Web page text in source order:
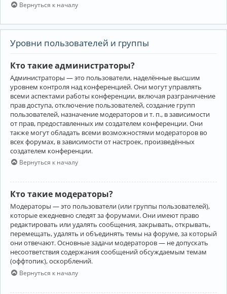
Вернуться к началу
Уровни пользователей и группы
Кто такие администраторы?
Администраторы — это пользователи, наделённые высшим
уровнем контроля над конференцией. Они могут управлять
всеми аспектами работы конференции, включая разграничение
прав доступа, отключение пользователей, создание групп
пользователей, назначение модераторов и т. п., в зависимости
от прав, предоставленных им создателем конференции. Они
также могут обладать всеми возможностями модераторов во
всех форумах, в зависимости от настроек, произведённых
создателем конференции.
Вернуться к началу
Кто такие модераторы?
Модераторы — это пользователи (или группы пользователей),
которые ежедневно следят за форумами. Они имеют право
редактировать или удалять сообщения, закрывать, открывать,
перемещать, удалять и объединять темы на форуме, за который
они отвечают. Основные задачи модераторов — не допускать
несоответствия содержания сообщений обсуждаемым темам
(оффтопик), оскорблений.
Вернуться к началу